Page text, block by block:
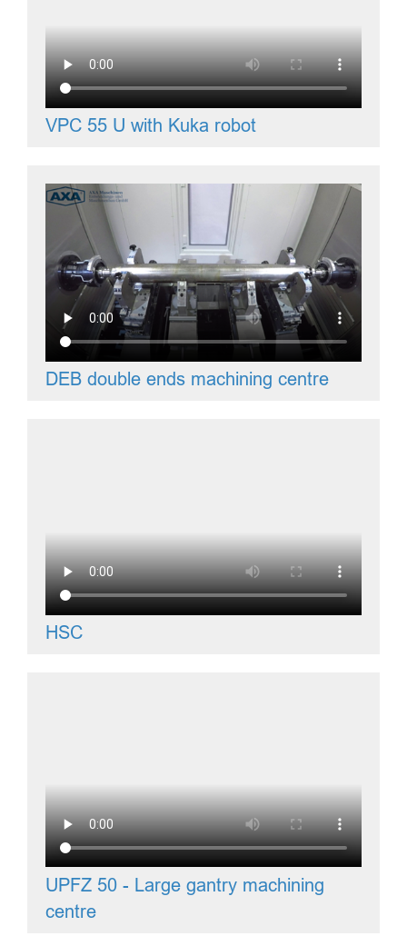
VPC 55 U with Kuka robot
DEB double ends machining centre
HSC
UPFZ 50 - Large gantry machining
centre